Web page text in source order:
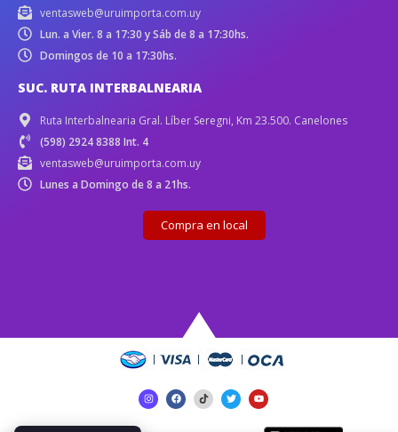
ventasweb@uruimporta.com.uy
Lun. a Vier. 8 a 17:30 y Sáb de 8 a 17:30hs.
Domingos de 10 a 17:30hs.
SUC. RUTA INTERBALNEARIA
Ruta Interbalnearia Gral. Líber Seregni, Km 23.500. Canelones
(598) 2924 8388 Int. 4
ventasweb@uruimporta.com.uy
Lunes a Domingo de 8 a 21hs.
Compra en local